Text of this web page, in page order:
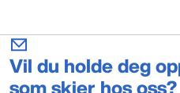
Vil du holde deg